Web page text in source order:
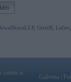
, GirtzB Lafter
saistīts ar
Galvena